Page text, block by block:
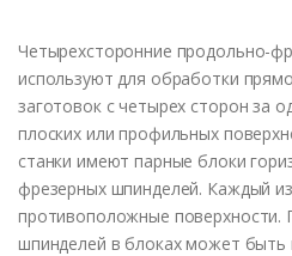
Четырехсторонние продольно-
используют для обработки
заготовок с четырех сторон за
плоских или профильных
станки имеют парные блоки
фрезерных шпинделей. Каждый
противоположные поверхности.
шпинделей в блоках может